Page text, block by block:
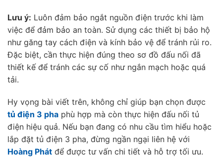
Lưu ý: Luôn đảm bảo ngắt nguồn điện trước khi làm
việc để đảm bảo an toàn. Sử dụng các thiết bị bảo hộ
như găng tay cách điện và kính bảo vệ để tránh rủi ro.
Đặc biệt, cần thực hiện đúng theo sơ đồ đấu nối đã
thiết kế để tránh các sự cố như ngắn mạch hoặc quá
tải.
Hy vọng bài viết trên, không chỉ giúp bạn chọn được
tủ điện 3 pha phù hợp mà còn thực hiện đấu nối tủ
điện hiệu quả. Nếu bạn đang có nhu cầu tìm hiểu hoặc
lắp đặt tủ điện 3 pha, đừng ngần ngại liên hệ với
Hoàng Phát để được tư vấn chi tiết và hỗ trợ tối ưu.